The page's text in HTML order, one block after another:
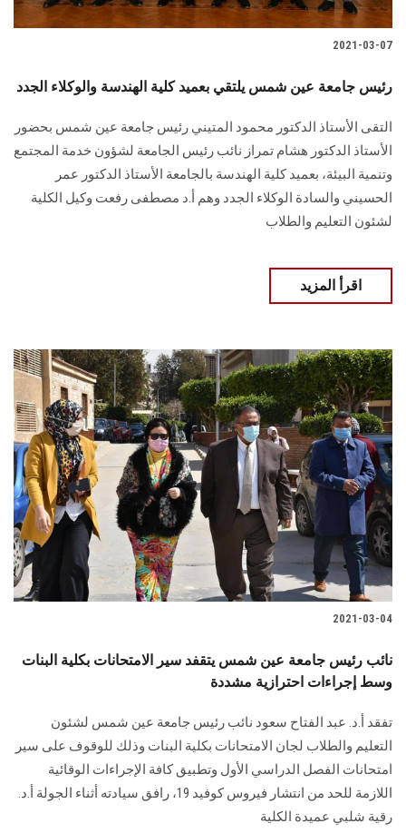
2021-03-07
رئيس جامعة عين شمس يلتقي بعميد كلية الهندسة والوكلاء الجدد
التقى الأستاذ الدكتور محمود المتيني رئيس جامعة عين شمس بحضور
الأستاذ الدكتور هشام تمراز نائب رئيس الجامعة لشؤون خدمة المجتمع
وتنمية البيئة، بعميد كلية الهندسة بالجامعة الأستاذ الدكتور عمر
الحسيني والسادة الوكلاء الجدد وهم أ.د مصطفى رفعت وكيل الكلية
لشئون التعليم والطلاب
اقرأ المزيد
2021-03-04
نائب رئيس جامعة عين شمس يتقفد سير الامتحانات بكلية البنات
وسط إجراءات احترازية مشددة
تفقد أ.د. عبد الفتاح سعود نائب رئيس جامعة عين شمس لشئون
التعليم والطلاب لجان الامتحانات بكلية البنات وذلك للوقوف على سير
امتحانات الفصل الدراسي الأول وتطبيق كافة الإجراءات الوقائية
اللازمة للحد من انتشار فيروس كوفيد 19، رافق سيادته أثناء الجولة أ.د.
رقية شلبي عميدة الكلية